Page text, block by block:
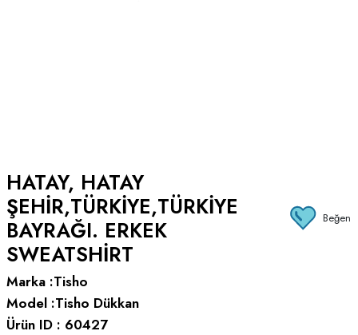
HATAY, HATAY
ŞEHIR,TÜRKIYE,TÜRKIYE
BAYRAĞI. ERKEK
SWEATSHIRT
Beğen
Marka :Tisho
Model :Tisho Dükkan
Ürün ID : 60427